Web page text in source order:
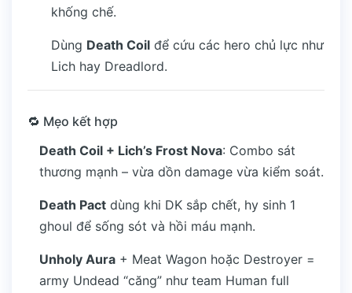
khống chế.
Dùng Death Coil để cứu các hero chủ lực như
Lich hay Dreadlord.
🔁 Mẹo kết hợp
Death Coil + Lich’s Frost Nova: Combo sát
thương mạnh – vừa dồn damage vừa kiểm soát.
Death Pact dùng khi DK sắp chết, hy sinh 1
ghoul để sống sót và hồi máu mạnh.
Unholy Aura + Meat Wagon hoặc Destroyer =
army Undead “căng” như team Human full